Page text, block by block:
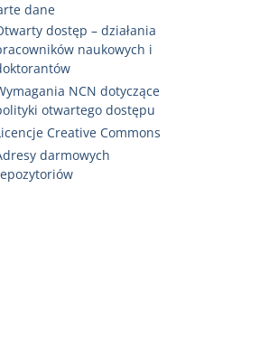
dane
dostęp – działania
naukowych i
NCN dotyczące
otwartego dostępu
Creative Commons
darmowych